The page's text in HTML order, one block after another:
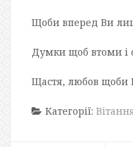
Щоби вперед Ви
Думки щоб втоми і
Щастя, любов щоби
Категорії: